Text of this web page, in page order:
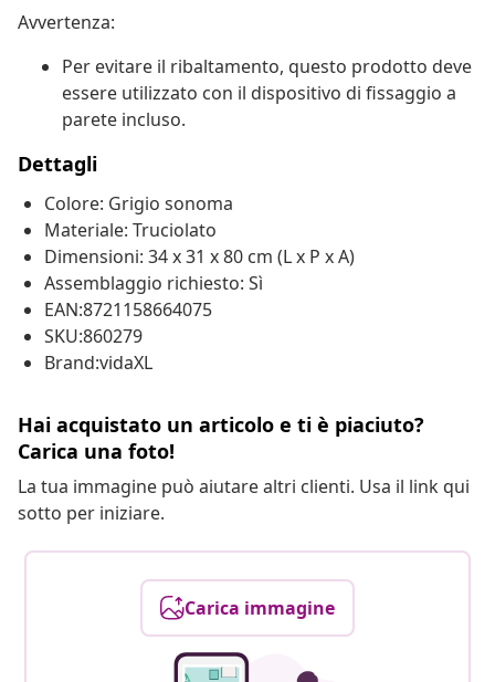
Avvertenza:
Per evitare il ribaltamento, questo prodotto deve
essere utilizzato con il dispositivo di fissaggio a
parete incluso.
Dettagli
Colore: Grigio sonoma
Materiale: Truciolato
Dimensioni: 34 x 31 x 80 cm (L x P x A)
Assemblaggio richiesto: Sì
EAN:8721158664075
SKU:860279
Brand:vidaXL
Hai acquistato un articolo e ti è piaciuto?
Carica una foto!
La tua immagine può aiutare altri clienti. Usa il link qui
sotto per iniziare.
Carica immagine